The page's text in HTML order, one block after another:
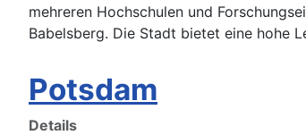
mehreren Hochschulen und
Babelsberg. Die Stadt bietet eine hohe
Potsdam
Details